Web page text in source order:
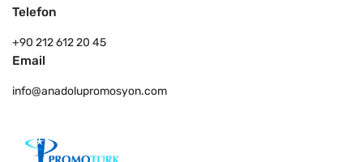
Telefon
+90 212 612 20 45
Email
info@anadolupromosyon.com